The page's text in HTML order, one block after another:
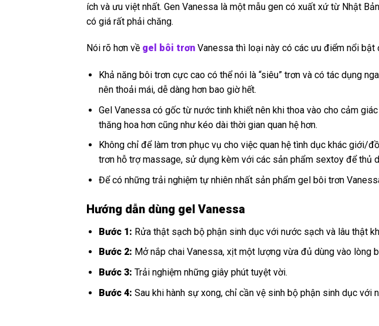
ích và ưu việt nhất. Gen Vanessa là một mẫu gen có xuất xứ từ Nhật
có giá rất phải chăng.
Nói rõ hơn về gel bôi trơn Vanessa thì loại này có các ưu điểm nổi bật
Khả năng bôi trơn cực cao có thể nói là “siêu” trơn và có tác dụng
nên thoải mái, dễ dàng hơn bao giờ hết.
Gel Vanessa có gốc từ nước tinh khiết nên khi thoa vào cho cảm
thăng hoa hơn cũng như kéo dài thời gian quan hệ hơn.
Không chỉ để làm trơn phục vụ cho việc quan hệ tình dục khác giới/
trơn hỗ trợ massage, sử dụng kèm với các sản phẩm sextoy để thủ
Để có những trải nghiệm tự nhiên nhất sản phẩm gel bôi trơn
Hướng dẫn dùng gel Vanessa
Bước 1: Rửa thật sạch bộ phận sinh dục với nước sạch và lâu thật
Bước 2: Mở nắp chai Vanessa, xịt một lượng vừa đủ dùng vào lòng
Bước 3: Trải nghiệm những giây phút tuyệt vời.
Bước 4: Sau khi hành sự xong, chỉ cần vệ sinh bộ phận sinh dục với